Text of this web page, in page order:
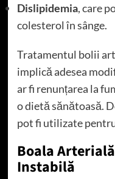
Dislipidemia, care
colesterol în sânge.
Tratamentul bolii
implică adesea
ar fi renunțarea la
o dietă sănătoasă.
pot fi utilizate
Boala
Instabilă